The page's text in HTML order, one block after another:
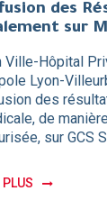
des
sur
Ville-Hôpital
Lyon-
des
de
sur GCS
PLUS